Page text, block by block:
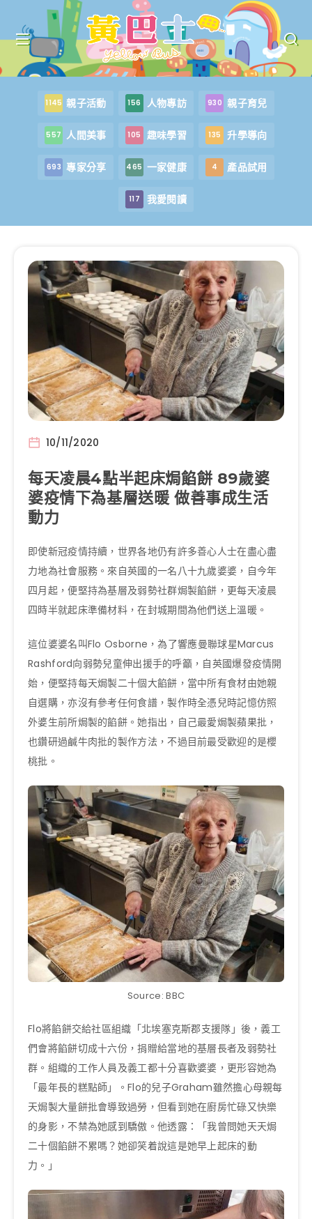
1145 親子活動 156 人物專訪 930 親子育兒
557 人間美事 105 趣味學習 135 升學導向
693 專家分享 465 一家健康 4 產品試用
117 我愛閱讀
10/11/2020
每天凌晨4點半起床焗餡餅 89歲婆
婆疫情下為基層送暖 做善事成生活
動力
即使新冠疫情持續，世界各地仍有許多善心人士在盡心盡
力地為社會服務。來自英國的一名八十九歲婆婆，自今年
四月起，便堅持為基層及弱勢社群焗製餡餅，更每天凌晨
四時半就起床準備材料，在封城期間為他們送上溫暖。
這位婆婆名叫Flo Osborne，為了響應曼聯球星Marcus
Rashford向弱勢兒童伸出援手的呼籲，自英國爆發疫情開
始，便堅持每天焗製二十個大餡餅，當中所有食材由她親
自選購，亦沒有參考任何食譜，製作時全憑兒時記憶仿照
外婆生前所焗製的餡餅。她指出，自己最愛焗製蘋果批，
也鑽研過鹹牛肉批的製作方法，不過目前最受歡迎的是櫻
桃批。
Source: BBC
Flo將餡餅交給社區組織「北埃塞克斯郡支援隊」後，義工
們會將餡餅切成十六份，捐贈給當地的基層長者及弱勢社
群。組織的工作人員及義工都十分喜歡婆婆，更形容她為
「最年長的糕點師」。Flo的兒子Graham雖然擔心母親每
天焗製大量餅批會導致過勞，但看到她在廚房忙碌又快樂
的身影，不禁為她感到驕傲。他透露：「我曾問她天天焗
二十個餡餅不累嗎？她卻笑着說這是她早上起床的動
力。」